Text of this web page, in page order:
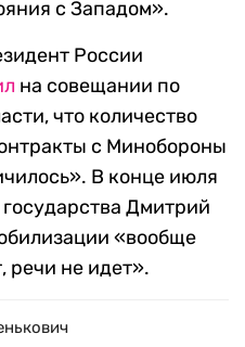
с Западом».
России
на совещании по
что количество
с Минобороны
В конце июля
Дмитрий
«вообще
речи не идет».